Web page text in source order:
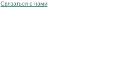
Связаться с нами